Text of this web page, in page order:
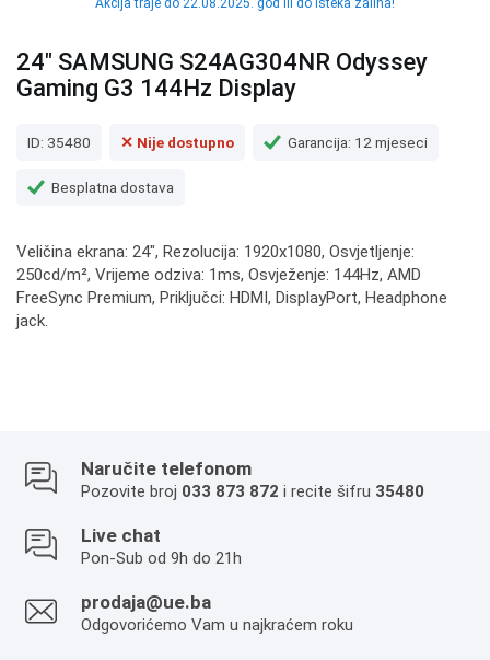
Akcija traje do 22.08.2025. god ili do isteka zaliha!
24" SAMSUNG S24AG304NR Odyssey
Gaming G3 144Hz Display
ID: 35480 ✕ Nije dostupno Garancija: 12 mjeseci
Besplatna dostava
Veličina ekrana: 24", Rezolucija: 1920x1080, Osvjetljenje:
250cd/m², Vrijeme odziva: 1ms, Osvježenje: 144Hz, AMD
FreeSync Premium, Priključci: HDMI, DisplayPort, Headphone
jack.
Naručite telefonom
Pozovite broj 033 873 872 i recite šifru 35480
Live chat
Pon-Sub od 9h do 21h
prodaja@ue.ba
Odgovorićemo Vam u najkraćem roku